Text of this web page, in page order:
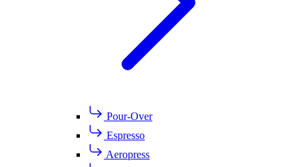
Pour-Over
Espresso
Aeropress